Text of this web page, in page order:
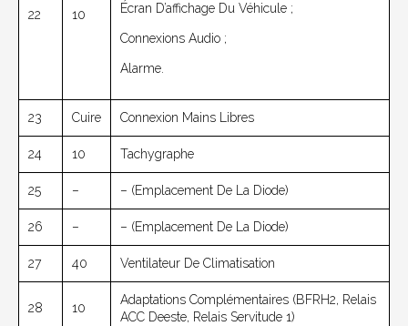
22 10 Écran D’affichage Du Véhicule ;
Connexions Audio ;
Alarme.
23 Cuire Connexion Mains Libres
24 10 Tachygraphe
25 – – (emplacement De La Diode)
26 – – (emplacement De La Diode)
27 40 Ventilateur De Climatisation
28 10
Adaptations Complémentaires (BFRH2, Relais
ACC Deeste, Relais Servitude 1)